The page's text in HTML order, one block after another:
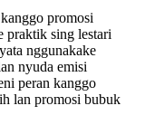
promosi
praktik sing lestari
nggunakake
nyuda emisi
peran kanggo
lan promosi bubuk